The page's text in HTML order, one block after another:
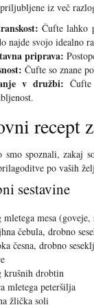
iz več
Čufte lahko
najde svojo idealno
priprava:
Čufte so znane
v družbi:
recept
smo spoznali, zakaj
po vaših
sestavine
mletega mesa
čebula, drobno
česna, drobno
krušnih drobtin
mletega peteršilja
žlička soli